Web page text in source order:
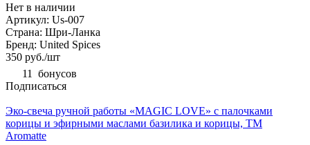
Нет в наличии
Артикул: Us-007
Страна: Шри-Ланка
Бренд: United Spices
350 руб./шт
11
бонусов
Подписаться
Эко-свеча ручной работы «MAGIC LOVE» с палочками
корицы и эфирными маслами базилика и корицы, TM
Aromatte